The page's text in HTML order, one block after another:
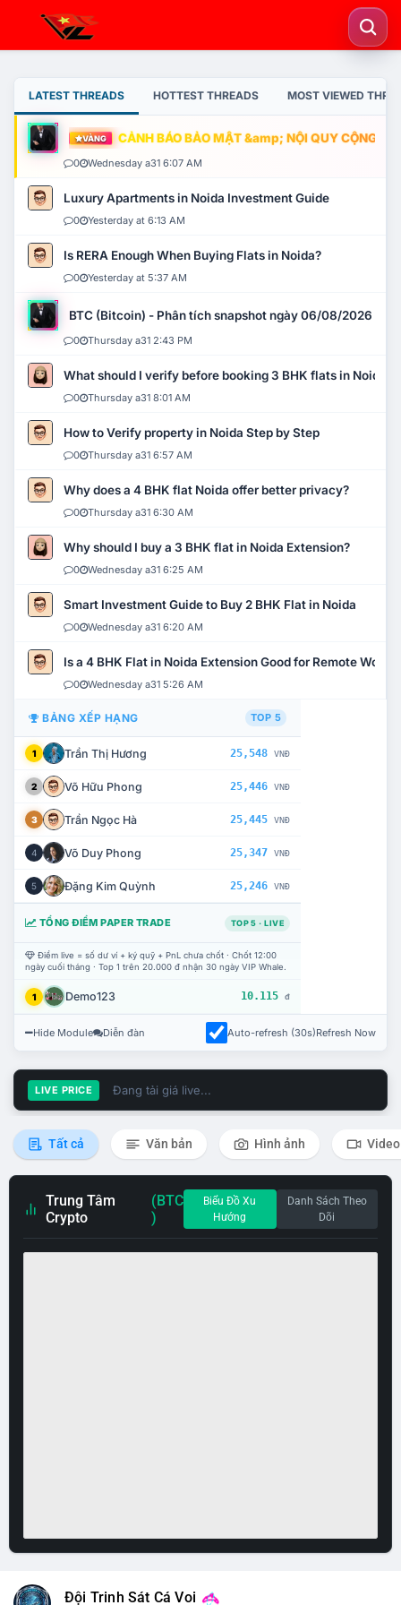
LATEST THREADS HOTTEST THREADS MOST VIEWED
VÀNG CẢNH BÁO BẢO MẬT &amp; NỘI QUY CỘNG
0 Wednesday a31 6:07 AM
Luxury Apartments in Noida Investment Guide
0 Yesterday at 6:13 AM
Is RERA Enough When Buying Flats in Noida?
0 Yesterday at 5:37 AM
BTC (Bitcoin) - Phân tích snapshot ngày 06/08/2026
0 Thursday a31 2:43 PM
What should I verify before booking 3 BHK flats in Noida?
0 Thursday a31 8:01 AM
How to Verify property in Noida Step by Step
0 Thursday a31 6:57 AM
Why does a 4 BHK flat Noida offer better privacy?
0 Thursday a31 6:30 AM
Why should I buy a 3 BHK flat in Noida Extension?
0 Wednesday a31 6:25 AM
Smart Investment Guide to Buy 2 BHK Flat in Noida
0 Wednesday a31 6:20 AM
Is a 4 BHK Flat in Noida Extension Good for Remote Work?
0 Wednesday a31 5:26 AM
BẢNG XẾP HẠNG TOP 5
1 Trần Thị Hương 25,548 VNĐ
2 Võ Hữu Phong 25,446 VNĐ
3 Trần Ngọc Hà 25,445 VNĐ
4 Võ Duy Phong 25,347 VNĐ
5 Đặng Kim Quỳnh 25,246 VNĐ
TỔNG ĐIỂM PAPER TRADE TOP 5 · LIVE
Điểm live = số dư ví + ký quỹ + PnL chưa chốt · Chốt 12:00
ngày cuối tháng · Top 1 trên 20.000 đ nhận 30 ngày VIP Whale.
1 Demo123 10.115 đ
Hide Module Diễn đàn Auto-refresh (30s)Refresh Now
LIVE PRICE Đang tải giá live...
Tất cả Văn bản Hình ảnh Video
Trung Tâm
Crypto
(BTC
)
Biểu Đồ Xu
Hướng
Danh Sách Theo
Dõi
Đội Trinh Sát Cá Voi